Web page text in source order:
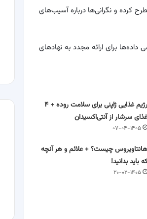
کرده و نگرانی‌ها درباره آسیب‌های
برای ارائه مجدد به نهادهای
رژیم غذایی ژاپنی برای سلامت روده + ۴
سرشار از آنتی‌اکسیدان
۰۷-۰۴-۱۴۰۵
هانتاویروس چیست؟ + علائم و هر آنچه
باید بدانید!
۲۰-۰۲-۱۴۰۵